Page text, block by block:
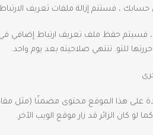
، فستتم إزالة ملفات تعريف
، فسيتم حفظ ملف تعريف ارتباط إضافي
للتو. تنتهي صلاحيته بعد يوم واحد.
على هذا الموقع محتوى مضمنًا (مثل
لو كان الزائر قد زار موقع الويب الآخر.